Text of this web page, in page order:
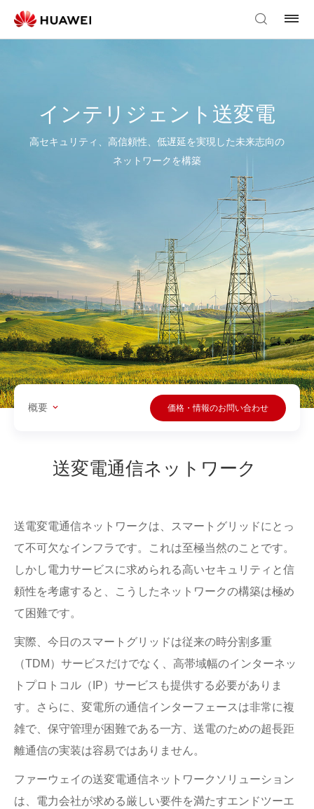
インテリジェント送変電
高セキュリティ、高信頼性、低遅延を実現した未来志向の
ネットワークを構築
概要 価格・情報のお問い合わせ
送変電通信ネットワーク
送電変電通信ネットワークは、スマートグリッドにとっ
て不可欠なインフラです。これは至極当然のことです。
しかし電力サービスに求められる高いセキュリティと信
頼性を考慮すると、こうしたネットワークの構築は極め
て困難です。
実際、今日のスマートグリッドは従来の時分割多重
（TDM）サービスだけでなく、高帯域幅のインターネッ
トプロトコル（IP）サービスも提供する必要がありま
す。さらに、変電所の通信インターフェースは非常に複
雑で、保守管理が困難である一方、送電のための超長距
離通信の実装は容易ではありません。
ファーウェイの送変電通信ネットワークソリューション
は、電力会社が求める厳しい要件を満たすエンドツーエ